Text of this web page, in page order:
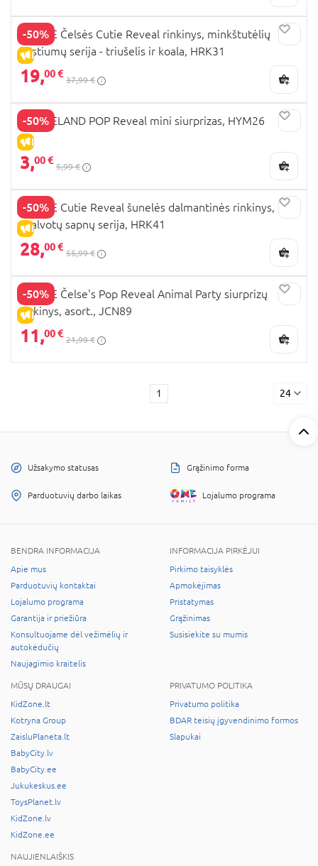
-50%
IŠPARDAVIMAS
BARBIE Čelsės Cutie Reveal rinkinys, minkštutėlių
kostiumų serija - triušelis ir koala, HRK31
19,00 €
37,99 €
-50%
IŠPARDAVIMAS
BARBIELAND POP Reveal mini siurprizas, HYM26
3,00 €
5,99 €
-50%
IŠPARDAVIMAS
BARBIE Cutie Reveal šunelės dalmantinės rinkinys,
spalvotų sapnų serija, HRK41
28,00 €
55,99 €
-50%
IŠPARDAVIMAS
BARBIE Čelse's Pop Reveal Animal Party siurprizų
rinkinys, asort., JCN89
11,00 €
21,99 €
1 24
Užsakymo statusas Grąžinimo forma
Parduotuvių darbo laikas Lojalumo programa
BENDRA INFORMACIJA
Apie mus
Parduotuvių kontaktai
Lojalumo programa
Garantija ir priežiūra
Konsultuojame dėl vežimėlių ir
autokėdučių
Naujagimio kraitelis
INFORMACIJA PIRKĖJUI
Pirkimo taisyklės
Apmokėjimas
Pristatymas
Grąžinimas
Susisiekite su mumis
MŪSŲ DRAUGAI
KidZone.lt
Kotryna Group
ZaisluPlaneta.lt
BabyCity.lv
BabyCity.ee
Jukukeskus.ee
ToysPlanet.lv
KidZone.lv
KidZone.ee
PRIVATUMO POLITIKA
Privatumo politika
BDAR teisių įgyvendinimo formos
Slapukai
NAUJIENLAIŠKIS